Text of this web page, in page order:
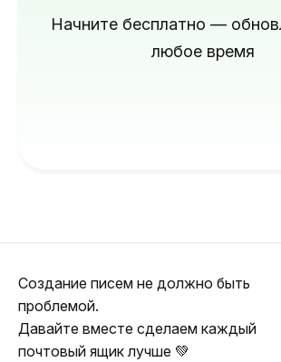
Начните бесплатно —
любое время
Создание писем не должно быть
проблемой.
Давайте вместе сделаем каждый
почтовый ящик лучше 💚